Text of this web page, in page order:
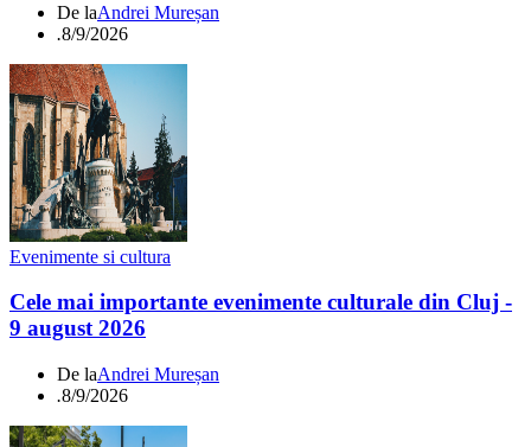
De laAndrei Mureșan
.8/9/2026
Evenimente si cultura
Cele mai importante evenimente culturale din Cluj -
9 august 2026
De laAndrei Mureșan
.8/9/2026